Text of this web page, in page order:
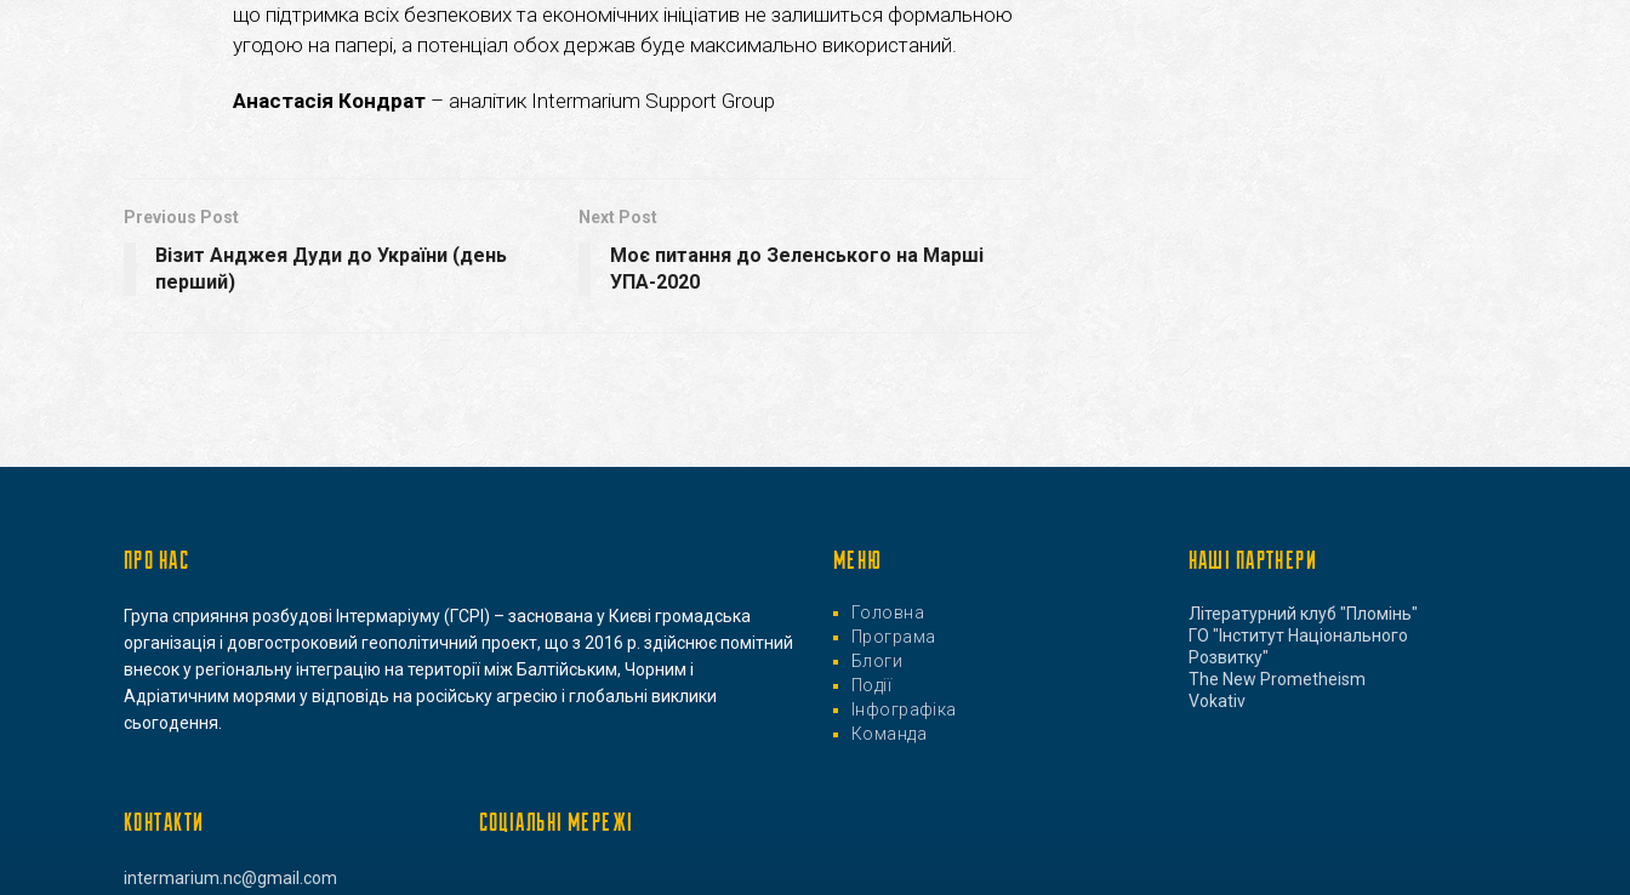
що підтримка всіх безпекових та економічних ініціатив не залишиться формальною
угодою на папері, а потенціал обох держав буде максимально використаний.
Анастасія Кондрат – аналітик Intermarium Support Group
Previous Post
Візит Анджея Дуди до України (день
перший)
Next Post
Моє питання до Зеленського на Марші
УПА-2020
ПРО НАС
Група сприяння розбудові Інтермаріуму (ГСРІ) – заснована у Києві громадська
організація і довгостроковий геополітичний проект, що з 2016 р. здійснює помітний
внесок у регіональну інтеграцію на території між Балтійським, Чорним і
Адріатичним морями у відповідь на російську агресію і глобальні виклики
сьогодення.
МЕНЮ
Головна
Програма
Блоги
Події
Інфографіка
Команда
НАШІ ПАРТНЕРИ
Літературний клуб "Пломінь"
ГО "Інститут Національного
Розвитку"
The New Prometheism
Vokativ
КОНТАКТИ
intermarium.nc@gmail.com
СОЦІАЛЬНІ МЕРЕЖІ